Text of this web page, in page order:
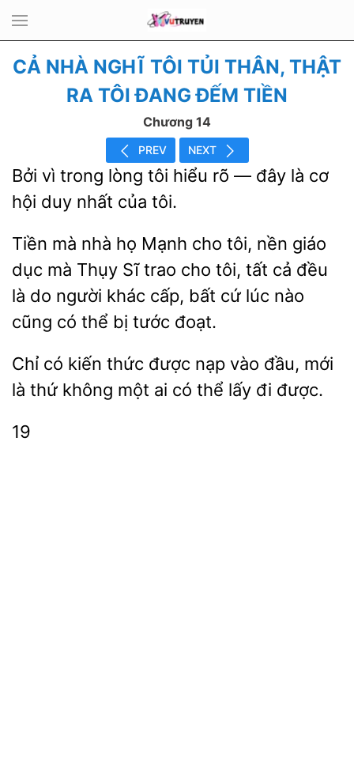
CẢ NHÀ NGHĨ TÔI TỦI THÂN, THẬT
RA TÔI ĐANG ĐẾM TIỀN
Chương 14
PREV NEXT
Bởi vì lòng hiểu
— đây là cơ
hội duy nhất của tôi.
Tiền mà nhà họ Mạnh cho tôi, nền giáo
dục
Thụy Sĩ trao cho tôi,
cả đều
là do người khác cấp, bất cứ lúc nào
cũng có
bị tước đoạt.
Chỉ có kiến thức được nạp
đầu, mới
là thứ không
ai thể lấy đi được.
19